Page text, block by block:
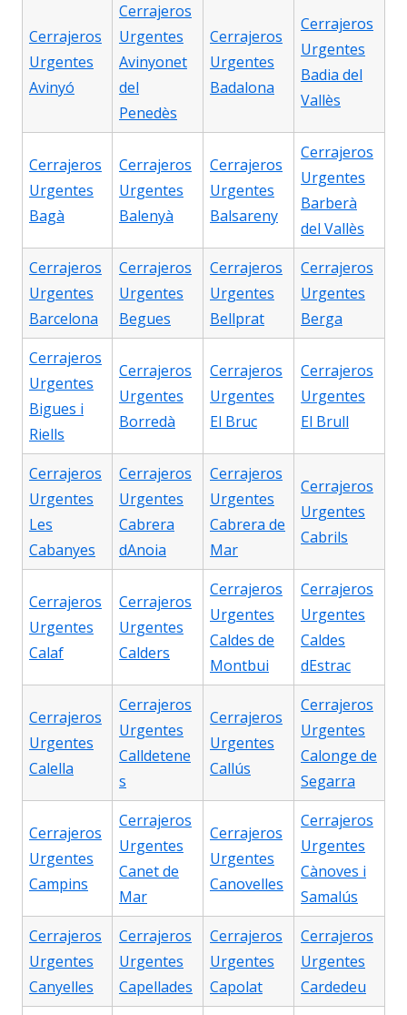
Cerrajeros
Urgentes
Avinyó
Cerrajeros
Urgentes
Avinyonet
del
Penedès
Cerrajeros
Urgentes
Badalona
Cerrajeros
Urgentes
Badia del
Vallès
Cerrajeros
Urgentes
Bagà
Cerrajeros
Urgentes
Balenyà
Cerrajeros
Urgentes
Balsareny
Cerrajeros
Urgentes
Barberà
del Vallès
Cerrajeros
Urgentes
Barcelona
Cerrajeros
Urgentes
Begues
Cerrajeros
Urgentes
Bellprat
Cerrajeros
Urgentes
Berga
Cerrajeros
Urgentes
Bigues i
Riells
Cerrajeros
Urgentes
Borredà
Cerrajeros
Urgentes
El Bruc
Cerrajeros
Urgentes
El Brull
Cerrajeros
Urgentes
Les
Cabanyes
Cerrajeros
Urgentes
Cabrera
dAnoia
Cerrajeros
Urgentes
Cabrera de
Mar
Cerrajeros
Urgentes
Cabrils
Cerrajeros
Urgentes
Calaf
Cerrajeros
Urgentes
Calders
Cerrajeros
Urgentes
Caldes de
Montbui
Cerrajeros
Urgentes
Caldes
dEstrac
Cerrajeros
Urgentes
Calella
Cerrajeros
Urgentes
Calldetene
s
Cerrajeros
Urgentes
Callús
Cerrajeros
Urgentes
Calonge de
Segarra
Cerrajeros
Urgentes
Campins
Cerrajeros
Urgentes
Canet de
Mar
Cerrajeros
Urgentes
Canovelles
Cerrajeros
Urgentes
Cànoves i
Samalús
Cerrajeros
Urgentes
Canyelles
Cerrajeros
Urgentes
Capellades
Cerrajeros
Urgentes
Capolat
Cerrajeros
Urgentes
Cardedeu